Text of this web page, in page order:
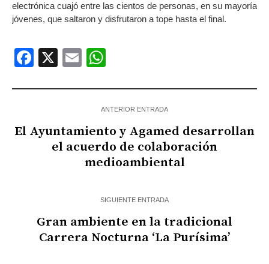
electrónica cuajó entre las cientos de personas, en su mayoría
jóvenes, que saltaron y disfrutaron a tope hasta el final.
Facebook
X Email
ANTERIOR ENTRADA
El Ayuntamiento y Agamed desarrollan
el acuerdo de colaboración
medioambiental
SIGUIENTE ENTRADA
Gran ambiente en la tradicional
Carrera Nocturna ‘La Purísima’